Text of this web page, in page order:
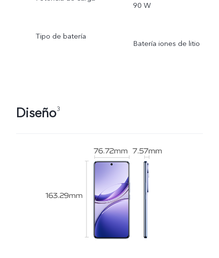
90 W
Tipo de batería
Batería iones de litio
Diseño3